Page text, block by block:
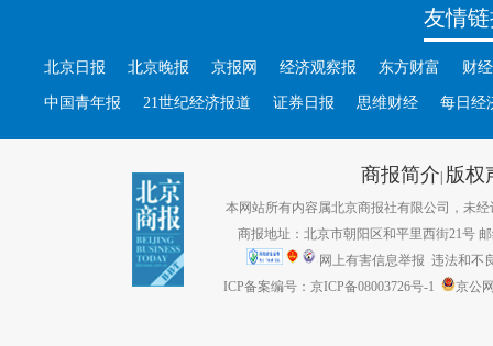
友情
北京日报 北京晚报 京报网 经济观察报 东方财富 财
中国青年报 21世纪经济报道 证券日报 思维财经 每日经
商报简介 版权
本网站所有内容属北京商报社有限公司，未经
商报地址：北京市朝阳区和平里西街21号
网上有害信息举报 违法和不
ICP备案编号：京ICP备08003726号-1
京公